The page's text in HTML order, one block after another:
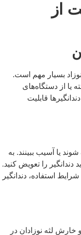
از
بسیار مهم است.
یا از دستگاه‌های
قابلیت
یا آسیب ببینند. به
را تعویض کنید.
بسته به شرایط استفاده، دندانگیر
لثه نوزادان در